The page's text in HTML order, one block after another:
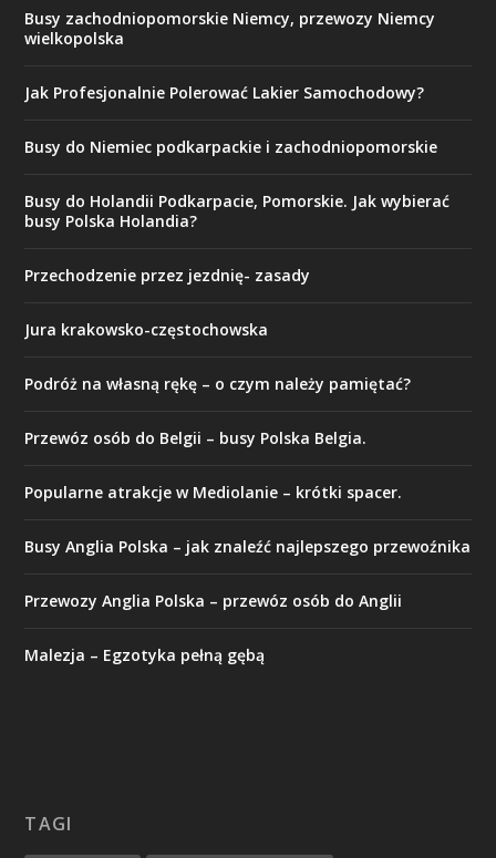
Busy zachodniopomorskie Niemcy, przewozy Niemcy
wielkopolska
Jak Profesjonalnie Polerować Lakier Samochodowy?
Busy do Niemiec podkarpackie i zachodniopomorskie
Busy do Holandii Podkarpacie, Pomorskie. Jak wybierać
busy Polska Holandia?
Przechodzenie przez jezdnię- zasady
Jura krakowsko-częstochowska
Podróż na własną rękę – o czym należy pamiętać?
Przewóz osób do Belgii – busy Polska Belgia.
Popularne atrakcje w Mediolanie – krótki spacer.
Busy Anglia Polska – jak znaleźć najlepszego przewoźnika
Przewozy Anglia Polska – przewóz osób do Anglii
Malezja – Egzotyka pełną gębą
TAGI